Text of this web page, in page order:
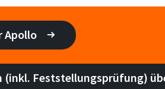
Apollo
Feststellungsprüfung)